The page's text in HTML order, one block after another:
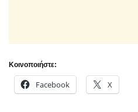
Κοινοποιήστε:
Facebook X